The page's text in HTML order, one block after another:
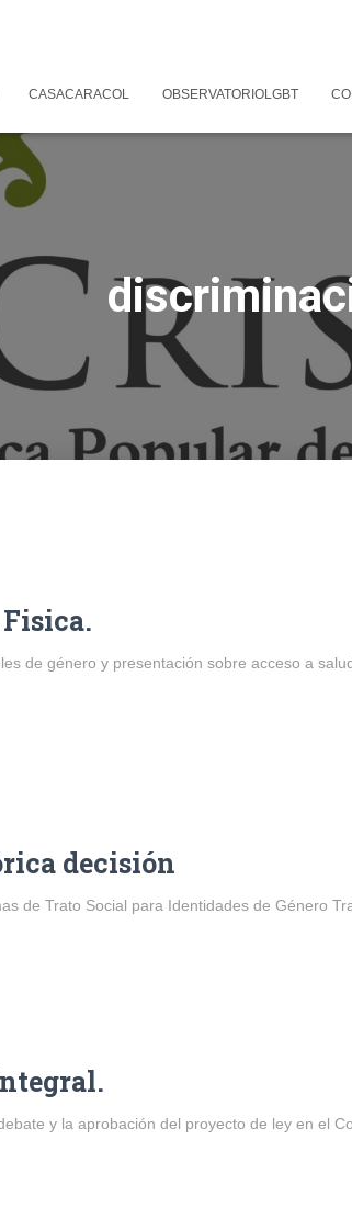
CASACARACOL OBSERVATORIOLGBT
de género y presentación sobre acceso a
decisión
de Trato Social para Identidades de Género
y la aprobación del proyecto de ley en el